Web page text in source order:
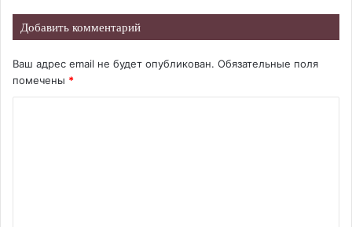
Добавить комментарий
Ваш адрес email не будет опубликован. Обязательные поля
помечены *